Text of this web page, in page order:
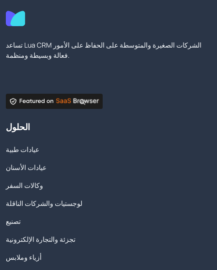
تساعد Lua CRM الشركات الصغيرة والمتوسطة على الحفاظ على الأمور
فعالة وبسيطة ومنظمة.
الحلول
عيادات طبية
عيادات الأسنان
وكالات السفر
لوجستيات والشركات الناقلة
تصنيع
تجزئة والتجارة الإلكترونية
أزياء وملابس